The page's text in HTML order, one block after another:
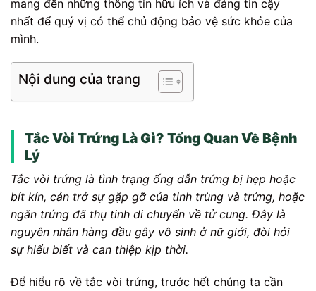
mang đến những thông tin hữu ích và đáng tin cậy
nhất để quý vị có thể chủ động bảo vệ sức khỏe của
mình.
Nội dung của trang
Tắc Vòi Trứng Là Gì? Tổng Quan Về Bệnh
Lý
Tắc vòi trứng là tình trạng ống dẫn trứng bị hẹp hoặc
bít kín, cản trở sự gặp gỡ của tinh trùng và trứng, hoặc
ngăn trứng đã thụ tinh di chuyển về tử cung. Đây là
nguyên nhân hàng đầu gây vô sinh ở nữ giới, đòi hỏi
sự hiểu biết và can thiệp kịp thời.
Để hiểu rõ về tắc vòi trứng, trước hết chúng ta cần